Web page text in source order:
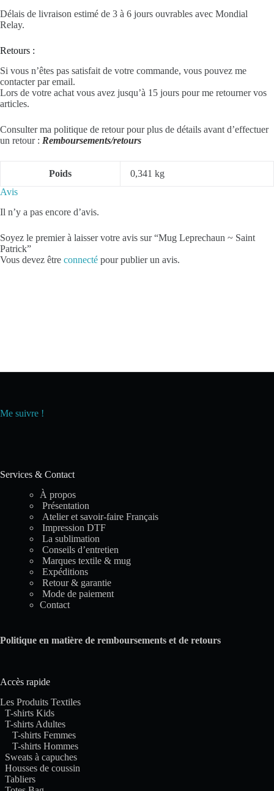
Délais de livraison estimé de 3 à 6 jours ouvrables avec Mondial
Relay.
Retours :
Si vous n’êtes pas satisfait de votre commande, vous pouvez me
contacter par email.
Lors de votre achat vous avez jusqu’à 15 jours pour me retourner vos
articles.
Consulter ma politique de retour pour plus de détails avant d’effectuer
un retour : Remboursements/retours
Poids
0,341 kg
Avis
Il n’y a pas encore d’avis.
Soyez le premier à laisser votre avis sur “Mug Leprechaun ~ Saint
Patrick”
Vous devez être connecté pour publier un avis.
Me suivre !
Services & Contact
À propos
Présentation
Atelier et savoir-faire Français
Impression DTF
La sublimation
Conseils d’entretien
Marques textile & mug
Expéditions
Retour & garantie
Mode de paiement
Contact
Politique en matière de remboursements et de retours
Accès rapide
Les Produits Textiles
T-shirts Kids
T-shirts Adultes
T-shirts Femmes
T-shirts Hommes
Sweats à capuches
Housses de coussin
Tabliers